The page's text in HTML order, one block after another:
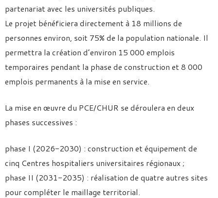
partenariat avec les universités publiques.
Le projet bénéficiera directement à 18 millions de
personnes environ, soit 75% de la population nationale. Il
permettra la création d’environ 15 000 emplois
temporaires pendant la phase de construction et 8 000
emplois permanents à la mise en service.
La mise en œuvre du PCE/CHUR se déroulera en deux
phases successives :
phase I (2026-2030) : construction et équipement de
cinq Centres hospitaliers universitaires régionaux ;
phase II (2031-2035) : réalisation de quatre autres sites
pour compléter le maillage territorial.